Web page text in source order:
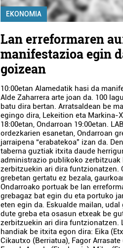
EKONOMIA
Lan erreformaren
manifestazioa egin
goizean
10:00etan Alamedatik hasi da
Alde Zaharrera arte joan da. 100
batu dira bertan. Arratsaldean be
egingo dira, Lekeition eta Markina-
18:00etan, Ondarroan 19:00etan.
ordezkarien esanetan, Ondarroan
jarraipena “erabatekoa” izan da.
taberna guztiak itxita daude
administrazio publikoko zerbitzuak
zerbitzuekin ari dira funtzionatzen.
grebetan gertatu ez bezala,
Ondarroako portuak be lan
grebagaz bat egin du eta portuko
eten egin da. Eskualde mailan,
dute greba eta osasun etxeak be
zerbitzuekin ari dira funtzionatzen.
handiak be itxita egon dira: Eika
Cikautxo (Berriatua), Fagor Arrasate